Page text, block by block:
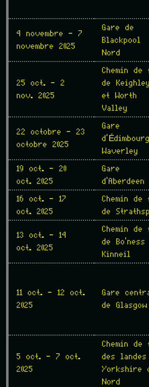
4 novembre - 7
novembre 2025
Gare de
Blackpool
Nord
25 oct. - 2
nov. 2025
Chemin de
de Keighley
et Worth
Valley
22 octobre - 23
octobre 2025
Gare
d'Édimbourg
Waverley
19 oct. - 20
oct. 2025
Gare
d'Aberdeen
16 oct. - 17
oct. 2025
Chemin de
de
13 oct. - 14
oct. 2025
Chemin de
de Bo'ness
Kinneil
11 oct. - 12 oct.
2025
Gare
de Glasgow
5 oct. - 7 oct.
2025
Chemin de
des landes
Yorkshire
Nord